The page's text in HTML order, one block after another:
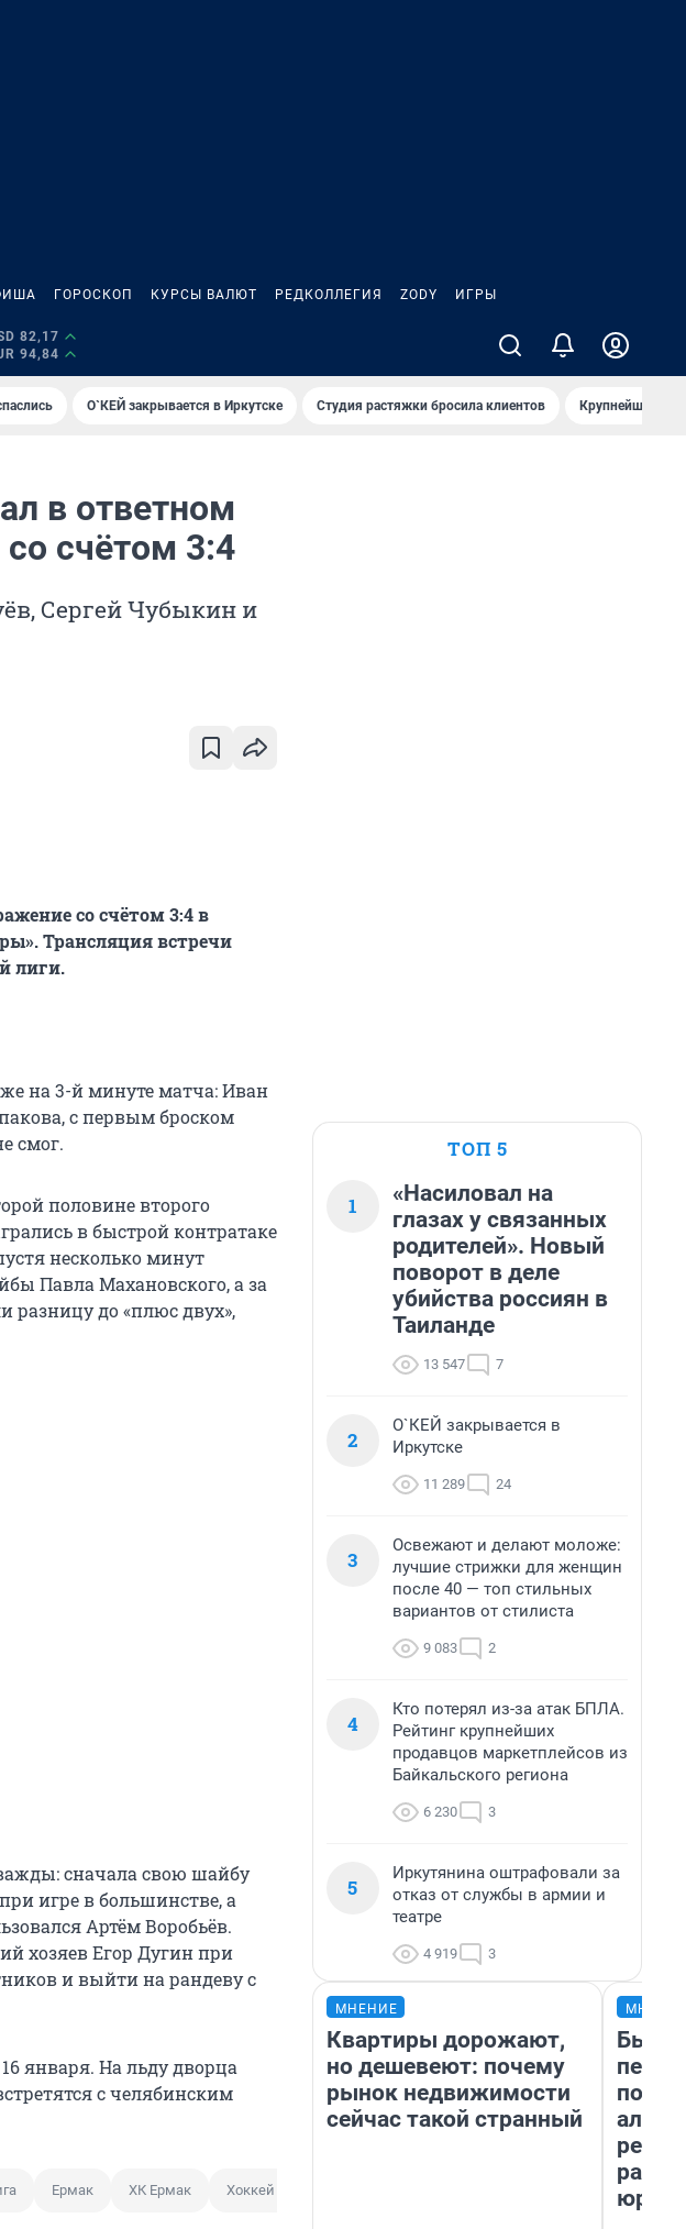
ГОРОСКОП КУРСЫ ВАЛЮТ РЕДКОЛЛЕГИЯ ZODY ИГРЫ
82,17
94,84
О`КЕЙ закрывается в Иркутске Студия растяжки бросила клиентов Крупнейшие
в ответном
счётом 3:4
Сергей Чубыкин и
со счётом 3:4 в
Трансляция встречи
лиги.
на 3-й минуте матча: Иван
с первым броском
смог.
половине второго
в быстрой контратаке
несколько минут
Павла Махановского, а за
разницу до «плюс двух»,
сначала свою шайбу
игре в большинстве, а
Артём Воробьёв.
хозяев Егор Дугин при
и выйти на рандеву с
января. На льду дворца
с челябинским
Ермак ХК Ермак Хоккей
ТОП 5
1
«Насиловал на
глазах у связанных
родителей». Новый
поворот в деле
убийства россиян в
Таиланде
13 547 7
2
О`КЕЙ закрывается в
Иркутске
11 289 24
3
Освежают и делают моложе:
лучшие стрижки для женщин
после 40 — топ стильных
вариантов от стилиста
9 083 2
4
Кто потерял из-за атак БПЛА.
Рейтинг крупнейших
продавцов маркетплейсов из
Байкальского региона
6 230 3
5
Иркутянина оштрафовали за
отказ от службы в армии и
театре
4 919 3
МНЕНИЕ
Квартиры дорожают,
но дешевеют: почему
рынок недвижимости
сейчас такой странный
Был